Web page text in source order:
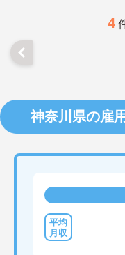
4
神奈川県の雇